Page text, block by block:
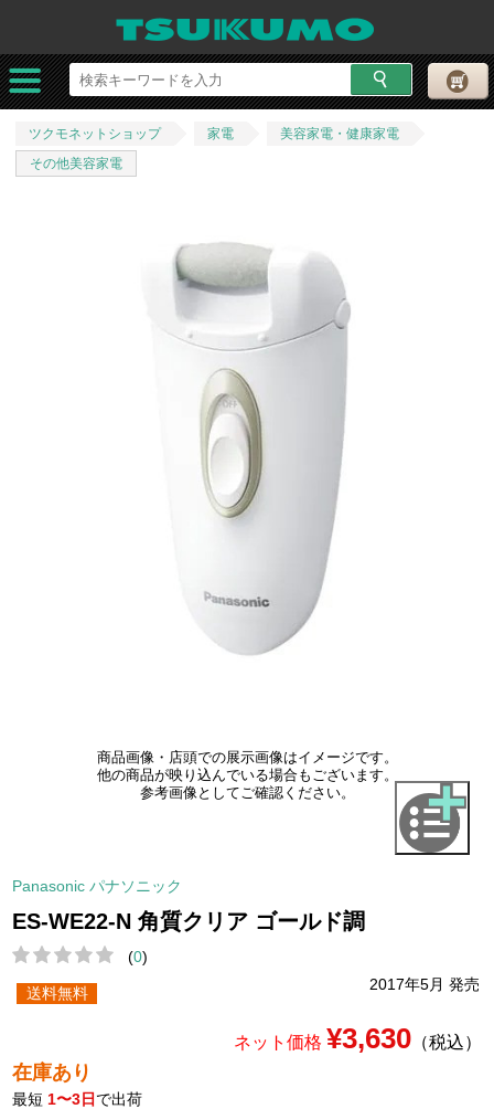
ツクモネットショップ 家電
美容家電・健康家電
その他美容家電
商品画像・店頭での展示画像はイメージです。
他の商品が映り込んでいる場合もございます。
参考画像としてご確認ください。
Panasonic パナソニック
ES-WE22-N 角質クリア ゴールド調
(0)
2017年5月 発売
送料無料
ネット価格 ¥3,630（税込）
在庫あり
最短 1〜3日 で出荷